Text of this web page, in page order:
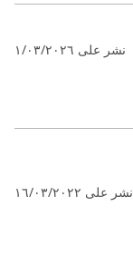
نشر على ١/٠٣/٢٠٢٦
نشر على ١٦/٠٣/٢٠٢٢